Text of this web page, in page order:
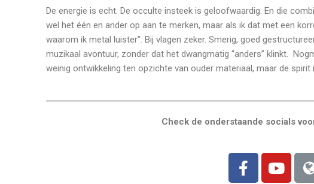
De energie is echt. De occulte insteek is geloofwaardig. En die
wel het één en ander op aan te merken, maar als ik dat met een
waarom ik metal luister”. Bij vlagen zeker. Smerig, goed
muzikaal avontuur, zonder dat het dwangmatig “anders” klinkt.
weinig ontwikkeling ten opzichte van ouder materiaal, maar de spirit
Check de onderstaande socials